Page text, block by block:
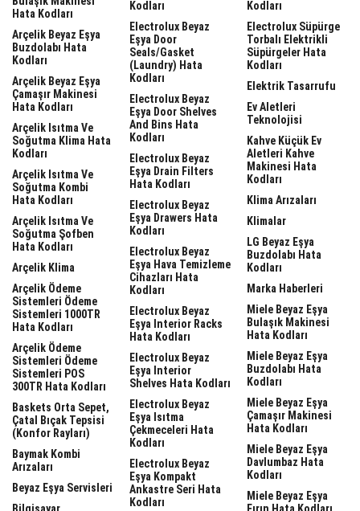
Hata Kodları
Arçelik Beyaz Eşya
Buzdolabı Hata
Kodları
Arçelik Beyaz Eşya
Çamaşır Makinesi
Hata Kodları
Arçelik Isıtma Ve
Soğutma Klima Hata
Kodları
Arçelik Isıtma Ve
Soğutma Kombi
Hata Kodları
Arçelik Isıtma Ve
Soğutma Şofben
Hata Kodları
Arçelik Klima
Arçelik Ödeme
Sistemleri Ödeme
Sistemleri 1000TR
Hata Kodları
Arçelik Ödeme
Sistemleri Ödeme
Sistemleri POS
300TR Hata Kodları
Baskets Orta Sepet,
Çatal Bıçak Tepsisi
(Konfor Rayları)
Baymak Kombi
Arızaları
Beyaz Eşya Servisleri
Kodları
Electrolux Beyaz
Eşya Door
Seals/gasket
(laundry) Hata
Kodları
Electrolux Beyaz
Eşya Door Shelves
And Bins Hata
Kodları
Electrolux Beyaz
Eşya Drain Filters
Hata Kodları
Electrolux Beyaz
Eşya Drawers Hata
Kodları
Electrolux Beyaz
Eşya Hava Temizleme
Cihazları Hata
Kodları
Electrolux Beyaz
Eşya Interior Racks
Hata Kodları
Electrolux Beyaz
Eşya Interior
Shelves Hata Kodları
Electrolux Beyaz
Eşya Isıtma
Çekmeceleri Hata
Kodları
Electrolux Beyaz
Eşya Kompakt
Ankastre Seri Hata
Kodları
Kodları
Electrolux Süpürge
Torbalı Elektrikli
Süpürgeler Hata
Kodları
Elektrik Tasarrufu
Ev Aletleri
Teknolojisi
Kahve Küçük Ev
Aletleri Kahve
Makinesi Hata
Kodları
Klima Arızaları
Klimalar
LG Beyaz Eşya
Buzdolabı Hata
Kodları
Marka Haberleri
Miele Beyaz Eşya
Bulaşık Makinesi
Hata Kodları
Miele Beyaz Eşya
Buzdolabı Hata
Kodları
Miele Beyaz Eşya
Çamaşır Makinesi
Hata Kodları
Miele Beyaz Eşya
Davlumbaz Hata
Kodları
Miele Beyaz Eşya